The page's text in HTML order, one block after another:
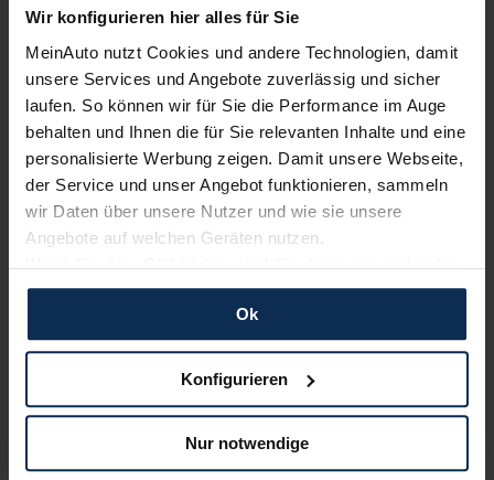
Wir konfigurieren hier alles für Sie
MeinAuto nutzt Cookies und andere Technologien, damit
unsere Services und Angebote zuverlässig und sicher
laufen. So können wir für Sie die Performance im Auge
behalten und Ihnen die für Sie relevanten Inhalte und eine
personalisierte Werbung zeigen. Damit unsere Webseite,
der Service und unser Angebot funktionieren, sammeln
wir Daten über unsere Nutzer und wie sie unsere
Angebote auf welchen Geräten nutzen.
Wenn Sie das „OK“ finden, sind Sie damit einverstanden
und erlauben uns Cookies für unseren Service zu
verwenden und diese Daten an Dritte weiterzugeben,
etwa an unsere Marketingpartner. Falls Sie dem nicht
zustimmen möchten, beschränken wir uns auf die
dann nicht auf Sie zuschneiden und Sie somit nicht
perfekt auf dem Weg zu Ihrem Neuwagen unterstützen.
Sie können die Einstellungen jederzeit anpassen oder
Ok
Konfigurieren
Nur notwendige
Erfahren Sie mehr über das Urteil unserer Kunden
Nachrichten
KI-generiert
Mercedes-Benz: Umfassende Aufwertung der
V-Klasse